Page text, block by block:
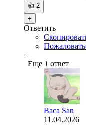
👍 2
+
Ответить
+
Еще 1 ответ
Baca San
11.04.2026